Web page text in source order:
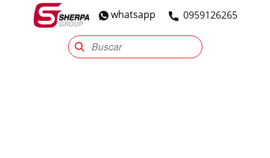
​0959126265
whatsapp
Sherpa Group Reencauche Automotriz